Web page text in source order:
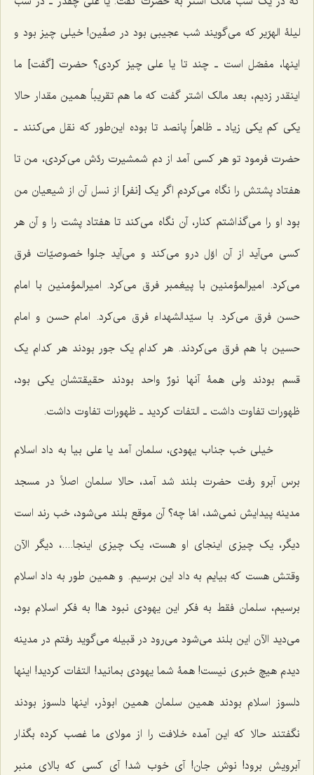
لیلۀ الهرّیر که می‌گویند شب عجیبی بود در صفّین! خیلی چیز بود و
اینها، مفصّل است ـ چند تا یا علی چیز کردی؟ حضرت [گفت] ما
اینقدر زدیم، بعد مالک اشتر گفت که ما هم تقریباً همین مقدار حالا
یکی کم یکی زیاد ـ ظاهراً پانصد تا بوده این‌طور که نقل می‌کنند ـ
حضرت فرمود تو هر کسی آمد از دم شمشیرت ردّش می‌کردی، من تا
هفتاد پشتش را نگاه می‌کردم اگر یک [نفر] از نسل آن از شیعیان من
بود او را می‌گذاشتم کنار، آن نگاه می‌کند تا هفتاد پشت را و آن هر
کسی می‌آید از آن اوّل درو می‌کند و می‌آید جلو! خصوصیّات فرق
می‌کرد. امیرالمؤمنین با پیغمبر فرق می‌کرد. امیرالمؤمنین با امام
حسن فرق می‌کرد. با سیّدالشهداء فرق می‌کرد. امام حسن و امام
حسین با هم فرق می‌کردند. هر کدام یک جور بودند هر کدام یک
قسم بودند ولی همۀ آنها نورٌ واحد بودند حقیقتشان یکی بود،
ظهورات تفاوت داشت ـ التفات کردید ـ ظهورات تفاوت داشت.
خیلی خب جناب یهودی، سلمان آمد یا علی بیا به داد اسلام
برس آبرو رفت حضرت بلند شد آمد، حالا سلمان اصلاً در مسجد
مدینه پیدایش نمی‌شد، امّا چه؟ آن موقع بلند می‌شود، خب رند است
دیگر، یک چیزی اینجای او هست، یک چیزی اینجا....، دیگر الآن
وقتش هست که بیایم به داد این برسیم. و همین طور به داد اسلام
برسیم، سلمان فقط به فکر این یهودی نبود ها! به فکر اسلام بود،
می‌دید الآن این بلند می‌شود می‌رود در قبیله می‌گوید رفتم در مدینه
دیدم هیچ خبری نیست! همۀ شما یهودی بمانید! التفات کردید! اینها
دلسوز اسلام بودند همین سلمان همین ابوذر، اینها دلسوز بودند
نگفتند حالا که این آمده خلافت را از مولای ما غصب کرده بگذار
آبرویش برود! نوش جان! آی خوب شد! آی کسی که بالای منبر